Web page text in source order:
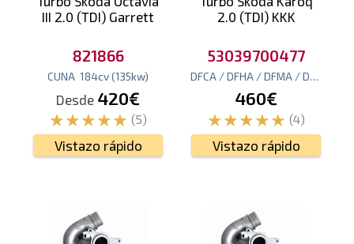
III 2.0 (TDI) Garrett
821866
CUNA 184cv(135kw)
Desde 420€
(5)
Vistazo rápido
2.0 (TDI) KKK
53039700477
DFCA / DFHA / DFMA / DGCA/CUNA / CUPA / CUWA / CUX
460€
(4)
Vistazo rápido